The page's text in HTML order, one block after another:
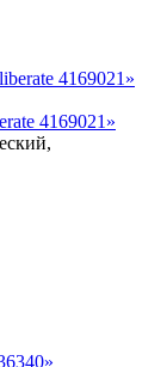
4169021»